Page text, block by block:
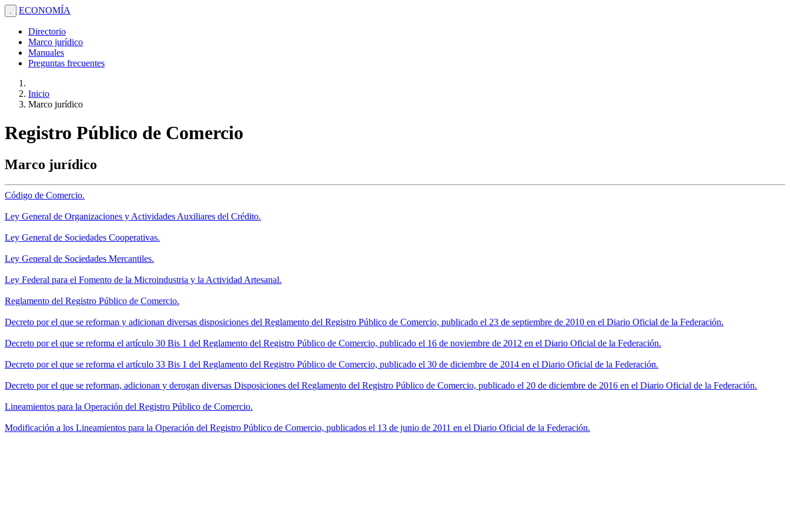
. ECONOMÍA
Directorio
Marco jurídico
Manuales
Preguntas frecuentes
Inicio
Marco jurídico
Registro Público de Comercio
Marco jurídico
Código de Comercio.
Ley General de Organizaciones y Actividades Auxiliares del Crédito.
Ley General de Sociedades Cooperativas.
Ley General de Sociedades Mercantiles.
Ley Federal para el Fomento de la Microindustria y la Actividad Artesanal.
Reglamento del Registro Público de Comercio.
Decreto por el que se reforman y adicionan diversas disposiciones del Reglamento del Registro Público de Comercio, publicado el 23 de septiembre de 2010 en el Diario Oficial de la Federación.
Decreto por el que se reforma el artículo 30 Bis 1 del Reglamento del Registro Público de Comercio, publicado el 16 de noviembre de 2012 en el Diario Oficial de la Federación.
Decreto por el que se reforma el artículo 33 Bis 1 del Reglamento del Registro Público de Comercio, publicado el 30 de diciembre de 2014 en el Diario Oficial de la Federación.
Decreto por el que se reforman, adicionan y derogan diversas Disposiciones del Reglamento del Registro Público de Comercio, publicado el 20 de diciembre de 2016 en el Diario Oficial de la Federación.
Lineamientos para la Operación del Registro Público de Comercio.
Modificación a los Lineamientos para la Operación del Registro Público de Comercio, publicados el 13 de junio de 2011 en el Diario Oficial de la Federación.